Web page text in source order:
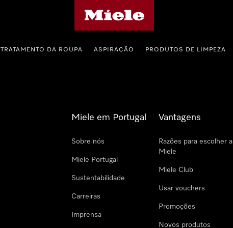
TRATAMENTO DA ROUPA ASPIRAÇÃO PRODUTOS DE LIMPEZA
Miele em Portugal
Sobre nós
Miele Portugal
Sustentabilidade
Carreiras
Imprensa
Vantagens
Razões para escolher a
Miele
Miele Club
Usar vouchers
Promoções
Novos produtos